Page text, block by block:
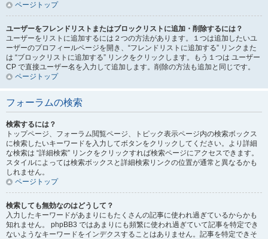
ページトップ
ユーザーをフレンドリストまたはブロックリストに追加・削除するには？
ユーザーをリストに追加するには２つの方法があります。１つは追加したいユ
ーザーのプロフィールページを開き、“フレンドリストに追加する” リンクまた
は “ブロックリストに追加する” リンクをクリックします。もう１つは ユーザー
CP で直接ユーザー名を入力して追加します。削除の方法も追加と同じです。
ページトップ
フォーラムの検索
検索するには？
トップページ、フォーラム閲覧ページ、トピック表示ページ内の検索ボックス
に検索したいキーワードを入力してボタンをクリックしてください。より詳細
な検索は “詳細検索” リンクをクリックすれば検索ページにアクセスできます。
スタイルによっては検索ボックスと詳細検索リンクの位置が通常と異なるかも
しれません。
ページトップ
検索しても無効なのはどうして？
入力したキーワードがあまりにもたくさんの記事に使われ過ぎているからかも
知れません。 phpBB3 ではあまりにも頻繁に使われ過ぎていて記事を特定でき
ないようなキーワードをインデクスすることはありません。記事を特定できそ